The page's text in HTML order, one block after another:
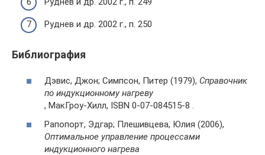
Руднев и др. 2002 г., п. 250
Библиография
Дэвис, Джон; Симпсон, Питер (1979), Справочник
по индукционному нагреву
, МакГроу-Хилл, ISBN 0-07-084515-8 .
Рапопорт, Эдгар; Плешивцева, Юлия (2006),
Оптимальное управление процессами
индукционного нагрева